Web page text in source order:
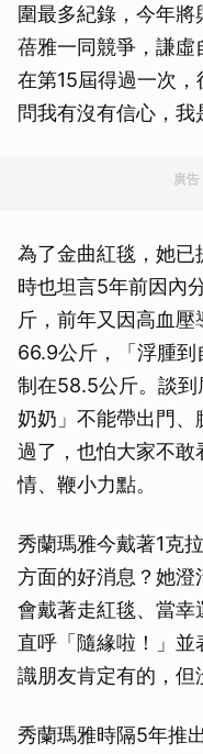
圍最多紀錄，今年
蓓雅一同競爭，謙
在第15屆得過一次，
問我有沒有信心，我
廣告
為了金曲紅毯，她已
時也坦言5年前因內
斤，前年又因高血
66.9公斤，「浮腫
制在58.5公斤。談
奶奶」不能帶出門、
過了，也怕大家不敢
情、鞭小力點。
秀蘭瑪雅今戴著1克
方面的好消息？她澄
會戴著走紅毯、當
直呼「隨緣啦！」
識朋友肯定有的，但
秀蘭瑪雅時隔5年推